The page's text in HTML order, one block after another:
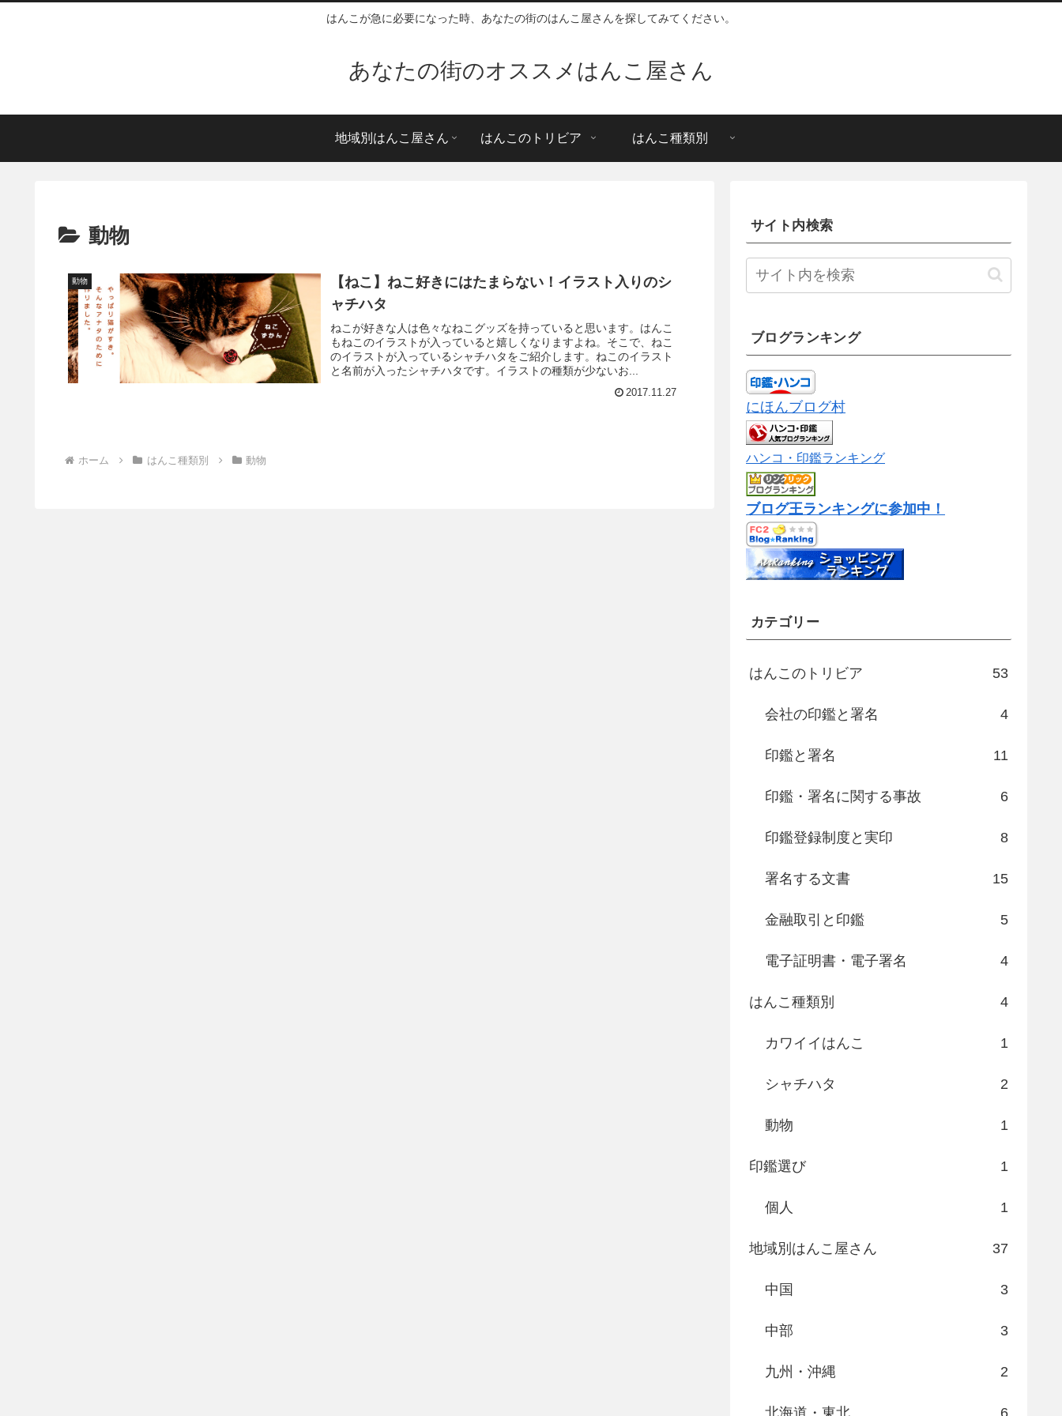
はんこが急に必要になった時、あなたの街のはんこ屋さんを探してみてください。
あなたの街のオススメはんこ屋さん
地域別はんこ屋さん はんこのトリビア はんこ種類別
動物
動物
【ねこ】ねこ好きにはたまらない！イラスト入りのシ
ャチハタ
ねこが好きな人は色々なねこグッズを持っていると思います。はんこ
もねこのイラストが入っていると嬉しくなりますよね。そこで、ねこ
のイラストが入っているシャチハタをご紹介します。ねこのイラスト
と名前が入ったシャチハタです。イラストの種類が少ないお...
2017.11.27
ホーム はんこ種類別 動物
サイト内検索
ブログランキング
にほんブログ村
ハンコ・印鑑ランキング
ブログ王ランキングに参加中！
カテゴリー
はんこのトリビア 53
会社の印鑑と署名 4
印鑑と署名 11
印鑑・署名に関する事故 6
印鑑登録制度と実印 8
署名する文書 15
金融取引と印鑑 5
電子証明書・電子署名 4
はんこ種類別 4
カワイイはんこ 1
シャチハタ 2
動物 1
印鑑選び 1
個人 1
地域別はんこ屋さん 37
中国 3
中部 3
九州・沖縄 2
北海道・東北 6